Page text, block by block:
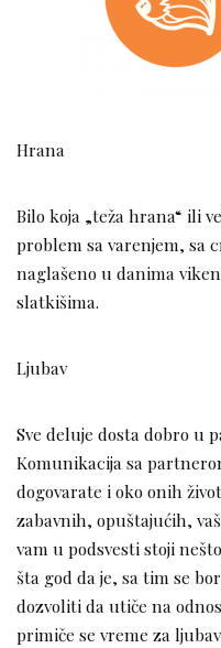
Hrana
Bilo koja „teža hrana“ ili
problem sa varenjem, sa
naglašeno u danima
slatkišima.
Ljubav
Sve deluje dosta dobro u
Komunikacija sa
dogovarate i oko onih
zabavnih, opuštajućih,
vam u podsvesti stoji
šta god da je, sa tim se
dozvoliti da utiče na
primiče se vreme za